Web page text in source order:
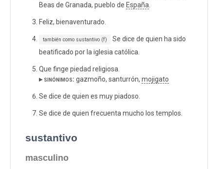
Beas de Granada, pueblo de España
Feliz, bienaventurado.
también como sustantivo (f)
Se dice de quien ha sido
beatificado por la iglesia católica.
Que finge piedad religiosa.
▸ sinónimos: gazmoño, santurrón, mojigato
Se dice de quien es muy piadoso.
Se dice de quien frecuenta mucho los templos.
sustantivo
masculino